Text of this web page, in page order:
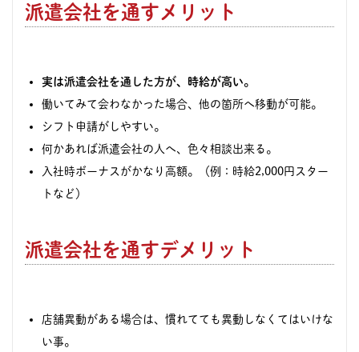
派遣会社を通すメリット
実は派遣会社を通した方が、時給が高い。
働いてみて会わなかった場合、他の箇所へ移動が可能。
シフト申請がしやすい。
何かあれば派遣会社の人へ、色々相談出来る。
入社時ボーナスがかなり高額。（例：時給2,000円スター
トなど）
派遣会社を通すデメリット
店舗異動がある場合は、慣れてても異動しなくてはいけな
い事。